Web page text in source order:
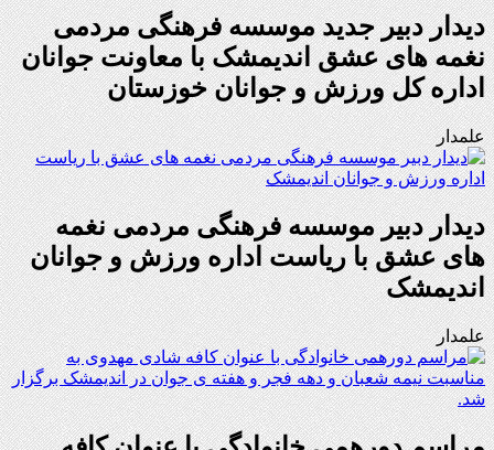
دیدار دبیر جدید موسسه فرهنگی مردمی
نغمه های عشق اندیمشک با معاونت جوانان
اداره کل ورزش و جوانان خوزستان
علمدار
دیدار دبیر موسسه فرهنگی مردمی نغمه
های عشق با ریاست اداره ورزش و جوانان
اندیمشک
علمدار